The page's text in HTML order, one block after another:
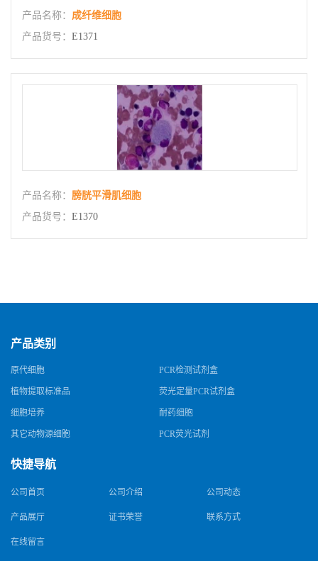
产品名称： 成纤维细胞
产品货号： E1371
产品名称： 膀胱平滑肌细胞
产品货号： E1370
产品类别
原代细胞 PCR检测试剂盒
植物提取标准品 荧光定量PCR试剂盒
细胞培养 耐药细胞
其它动物源细胞 PCR荧光试剂
快捷导航
公司首页 公司介绍 公司动态
产品展厅 证书荣誉 联系方式
在线留言